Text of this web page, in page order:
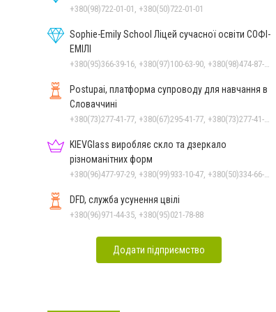
+380(98)722-01-01, +380(50)722-01-01
Sophie-Emily School Ліцей сучасної освіти СОФІ-
ЕМІЛІ
Postupai, платформа супроводу для навчання в
Словаччині
KIEVGlass виробляє скло та дзеркало
різноманітних форм
DFD, служба усунення цвілі
+380(96)971-44-35, +380(95)021-78-88
Додати підприємство